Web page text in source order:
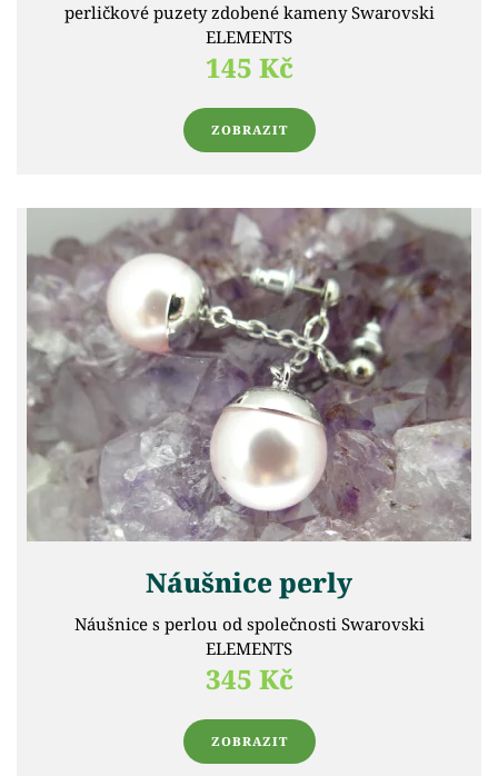
perličkové puzety zdobené kameny Swarovski
ELEMENTS
145 Kč
ZOBRAZIT
Náušnice perly
Náušnice s perlou od společnosti Swarovski
ELEMENTS
345 Kč
ZOBRAZIT